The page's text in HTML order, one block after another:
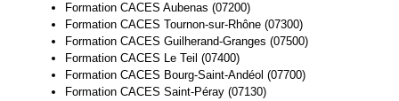
Formation CACES Aubenas (07200)
Formation CACES Tournon-sur-Rhône (07300)
Formation CACES Guilherand-Granges (07500)
Formation CACES Le Teil (07400)
Formation CACES Bourg-Saint-Andéol (07700)
Formation CACES Saint-Péray (07130)